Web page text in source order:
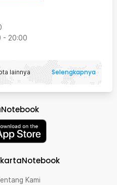
- 20:00
lainnya Selengkapnya
Kami